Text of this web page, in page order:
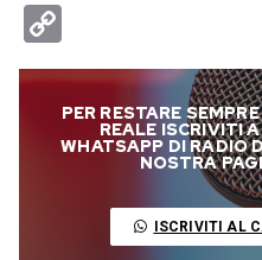
e
b
t
t
r
t
s
A
p
p
e
g
r
a
m
o
p
y
PER RESTARE
REALE ISCRIVITI
WHATSAPP DI RADIO
NOSTRA
ISCRIVITI AL